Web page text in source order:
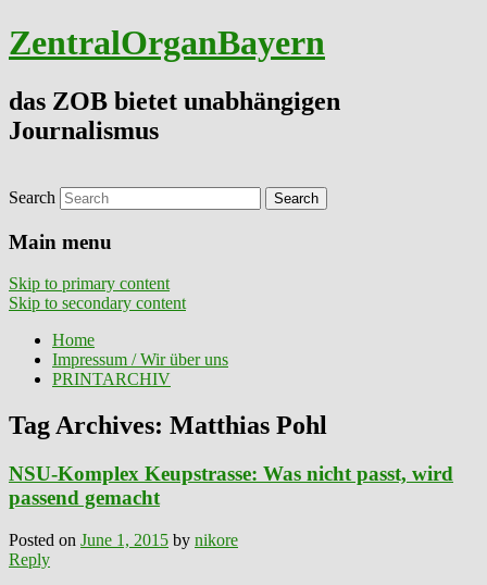
ZentralOrganBayern
das ZOB bietet unabhängigen
Journalismus
Search
Main menu
Skip to primary content
Skip to secondary content
Home
Impressum / Wir über uns
PRINTARCHIV
Tag Archives: Matthias Pohl
NSU-Komplex Keupstrasse: Was nicht passt, wird
passend gemacht
Posted on June 1, 2015 by nikore
Reply